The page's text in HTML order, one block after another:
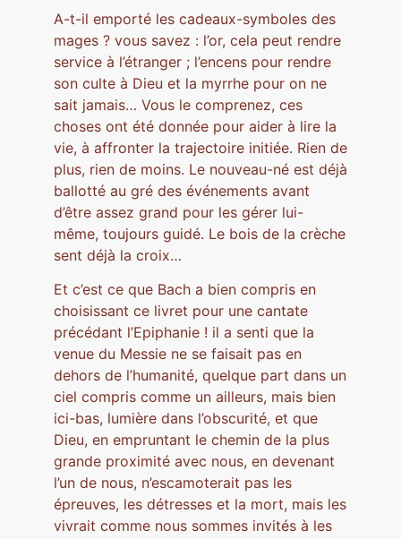
A-t-il emporté les cadeaux-symboles des
mages ? vous savez : l’or, cela peut rendre
service à l’étranger ; l’encens pour rendre
son culte à Dieu et la myrrhe pour on ne
sait jamais… Vous le comprenez, ces
choses ont été donnée pour aider à lire la
vie, à affronter la trajectoire initiée. Rien de
plus, rien de moins. Le nouveau-né est déjà
ballotté au gré des événements avant
d’être assez grand pour les gérer lui-
même, toujours guidé. Le bois de la crèche
sent déjà la croix…
Et c’est ce que Bach a bien compris en
choisissant ce livret pour une cantate
précédant l’Epiphanie ! il a senti que la
venue du Messie ne se faisait pas en
dehors de l’humanité, quelque part dans un
ciel compris comme un ailleurs, mais bien
ici-bas, lumière dans l’obscurité, et que
Dieu, en empruntant le chemin de la plus
grande proximité avec nous, en devenant
l’un de nous, n’escamoterait pas les
épreuves, les détresses et la mort, mais les
vivrait comme nous sommes invités à les